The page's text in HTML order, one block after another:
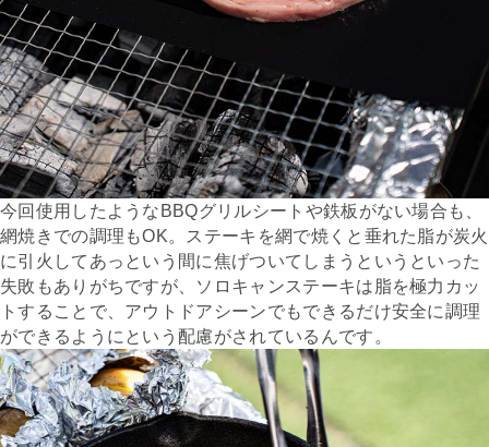
今回使用したようなBBQグリルシートや鉄板がない場合も、
網焼きでの調理もOK。ステーキを網で焼くと垂れた脂が炭火
に引火してあっという間に焦げついてしまうというといった
失敗もありがちですが、ソロキャンステーキは脂を極力カッ
トすることで、アウトドアシーンでもできるだけ安全に調理
ができるようにという配慮がされているんです。